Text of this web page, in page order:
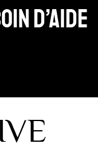
d’aide